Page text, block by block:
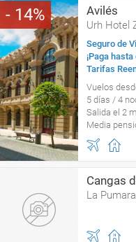
14 Avilés
Urh Hotel
Seguro de
¡Paga
Tarifas
Vuelos
5 días / 4
Salida el 2
Media
Cangas
La